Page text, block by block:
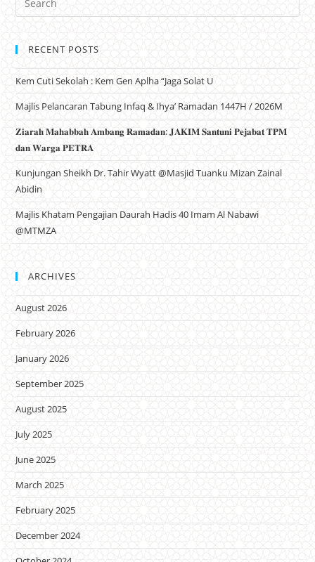
RECENT POSTS
Kem Cuti Sekolah : Kem Gen Aplha “Jaga Solat U
Majlis Pelancaran Tabung Infaq & Ihya’ Ramadan 1447H / 2026M
𝐙𝐢𝐚𝐫𝐚𝐡 𝐌𝐚𝐡𝐚𝐛𝐛𝐚𝐡 𝐀𝐦𝐛𝐚𝐧𝐠 𝐑𝐚𝐦𝐚𝐝𝐚𝐧: 𝐉𝐀𝐊𝐈𝐌 𝐒𝐚𝐧𝐭𝐮𝐧𝐢 𝐏𝐞𝐣𝐚𝐛𝐚𝐭 𝐓𝐏𝐌
𝐝𝐚𝐧 𝐖𝐚𝐫𝐠𝐚 𝐏𝐄𝐓𝐑𝐀
Kunjungan Sheikh Dr. Tahir Wyatt @Masjid Tuanku Mizan Zainal
Abidin
Majlis Khatam Pengajian Daurah Hadis 40 Imam Al Nabawi
@MTMZA
ARCHIVES
August 2026
February 2026
January 2026
September 2025
August 2025
July 2025
June 2025
March 2025
February 2025
December 2024